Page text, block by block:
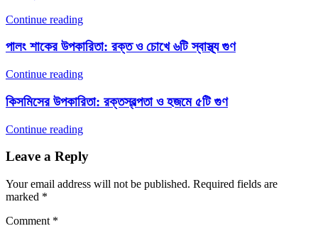
Continue reading
পালং শাকের উপকারিতা: রক্ত ও চোখে ৬টি স্বাস্থ্য গুণ
Continue reading
কিসমিসের উপকারিতা: রক্তস্বল্পতা ও হজমে ৫টি গুণ
Continue reading
Leave a Reply
Your email address will not be published. Required fields are
marked *
Comment *